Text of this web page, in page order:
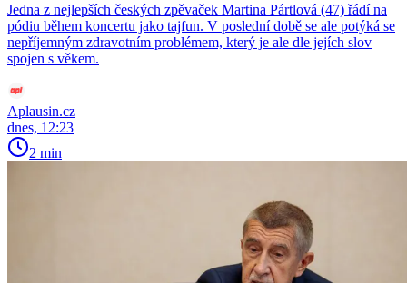
Jedna z nejlepších českých zpěvaček Martina Pártlová (47) řádí na
pódiu během koncertu jako tajfun. V poslední době se ale potýká se
nepříjemným zdravotním problémem, který je ale dle jejích slov
spojen s věkem.
Aplausin.cz
dnes, 12:23
2 min